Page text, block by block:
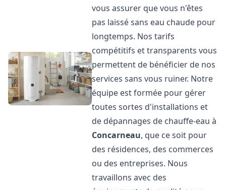
vous assurer que vous n'êtes
pas laissé sans eau chaude pour
longtemps. Nos tarifs
compétitifs et transparents vous
permettent de bénéficier de nos
services sans vous ruiner. Notre
équipe est formée pour gérer
toutes sortes d'installations et
de dépannages de chauffe-eau à
Concarneau, que ce soit pour
des résidences, des commerces
ou des entreprises. Nous
travaillons avec des